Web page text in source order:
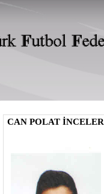
CAN POLAT İNCELER